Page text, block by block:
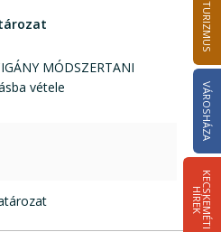
TURIZMUS
VÁROSHÁZA
K
E
C
S
K
E
M
É
T
I
HÍ
R
E
K
MÓDSZERTANI
vétele